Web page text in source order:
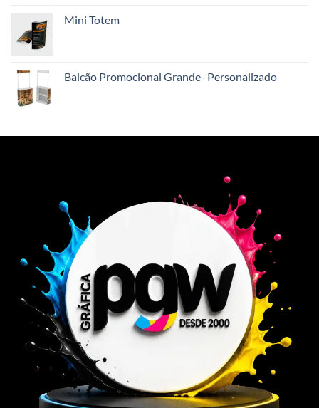
Mini Totem
Balcão Promocional Grande- Personalizado